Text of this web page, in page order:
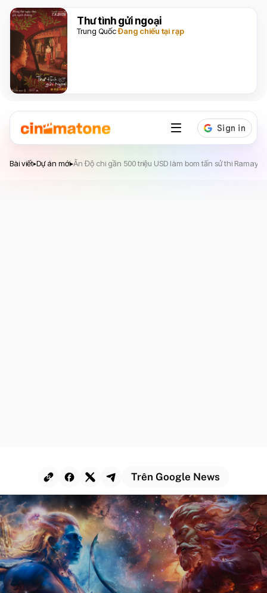
Thư tình gửi ngoại
Trung QuốcĐang chiếu tại rạp
Bài viết▸Dự án mới▸Ấn Độ chi gần 500 triệu USD làm bom tấn sử thi
Trên Google News